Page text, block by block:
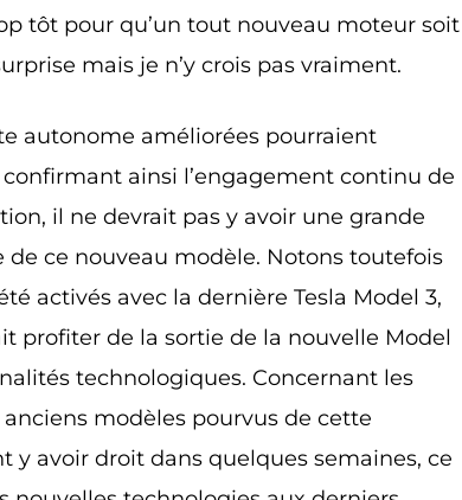
tôt pour qu’un tout nouveau moteur soit
mais je n’y crois pas vraiment.
autonome améliorées pourraient
ainsi l’engagement continu de
il ne devrait pas y avoir une grande
ce nouveau modèle. Notons toutefois
activés avec la dernière Tesla Model 3,
profiter de la sortie de la nouvelle Model
technologiques. Concernant les
modèles pourvus de cette
avoir droit dans quelques semaines, ce